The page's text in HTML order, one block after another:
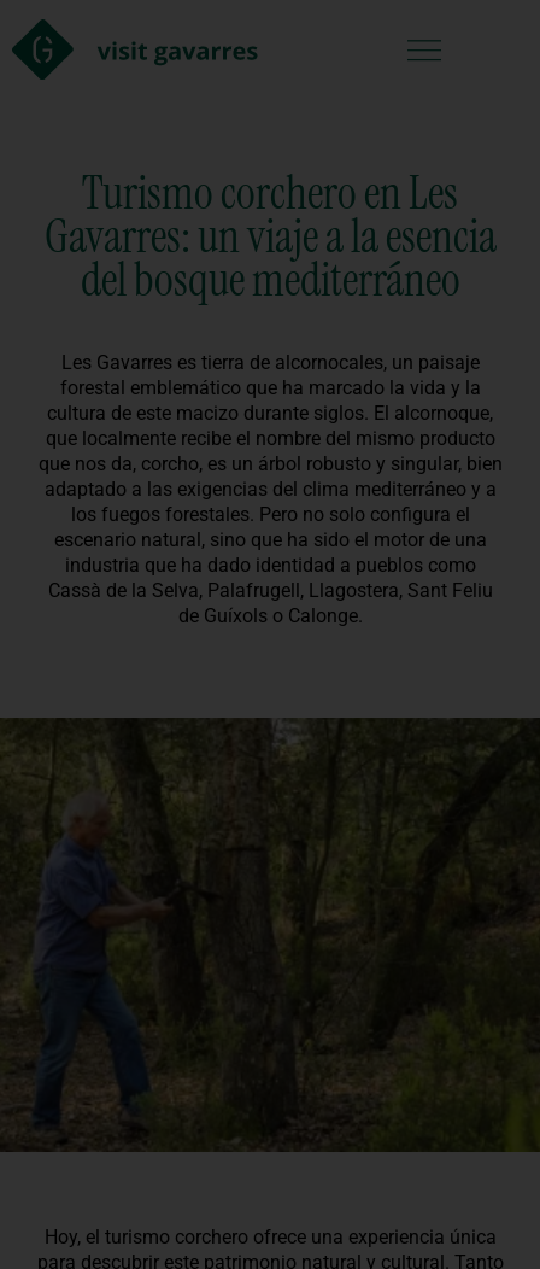
Turismo corchero en Les
Gavarres: un viaje a la esencia
del bosque mediterráneo
Les Gavarres es tierra de alcornocales, un paisaje
forestal emblemático que ha marcado la vida y la
cultura de este macizo durante siglos. El alcornoque,
que localmente recibe el nombre del mismo producto
que nos da, corcho, es un árbol robusto y singular, bien
adaptado a las exigencias del clima mediterráneo y a
los fuegos forestales. Pero no solo configura el
escenario natural, sino que ha sido el motor de una
industria que ha dado identidad a pueblos como
Cassà de la Selva, Palafrugell, Llagostera, Sant Feliu
de Guíxols o Calonge.
Hoy, el turismo corchero ofrece una experiencia única
para descubrir este patrimonio natural y cultural. Tanto